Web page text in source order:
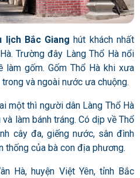
lịch Bắc Gianghút khách nhất
Trường đây Làng Thổ Hà nổi
làm gốm. Gốm Thổ Hà khi xưa
và ngoài nước ưa chuộng.
một thì người dân Làng Thổ Hà
làm bánh tráng. Có dịp về Thổ
cây đa, giếng nước, sân đình
thống của bà con địa phương.
Hà, huyện Việt Yên, tỉnh Bắc